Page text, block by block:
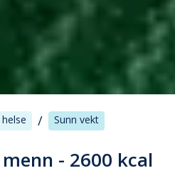
/ Sunn vekt
- 2600 kcal